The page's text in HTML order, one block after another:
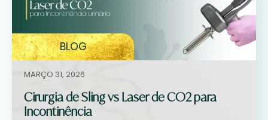
BLOG
MARÇO 31, 2026
Cirurgia de Sling vs Laser de CO2 para
Incontinência